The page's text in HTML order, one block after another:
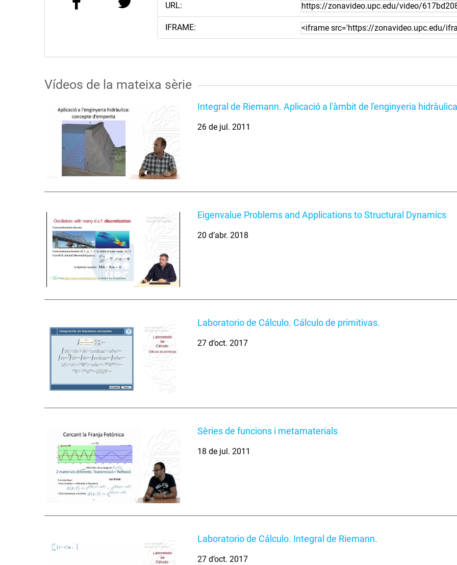
URL:
IFRAME:
Vídeos de la mateixa sèrie
Integral de Riemann. Aplicació a l'àmbit de l'enginyeria hidràulica
26 de jul. 2011
Eigenvalue Problems and Applications to Structural Dynamics
20 d’abr. 2018
Laboratorio de Cálculo. Cálculo de primitivas.
27 d’oct. 2017
Sèries de funcions i metamaterials
18 de jul. 2011
Laboratorio de Cálculo. Integral de Riemann.
27 d’oct. 2017